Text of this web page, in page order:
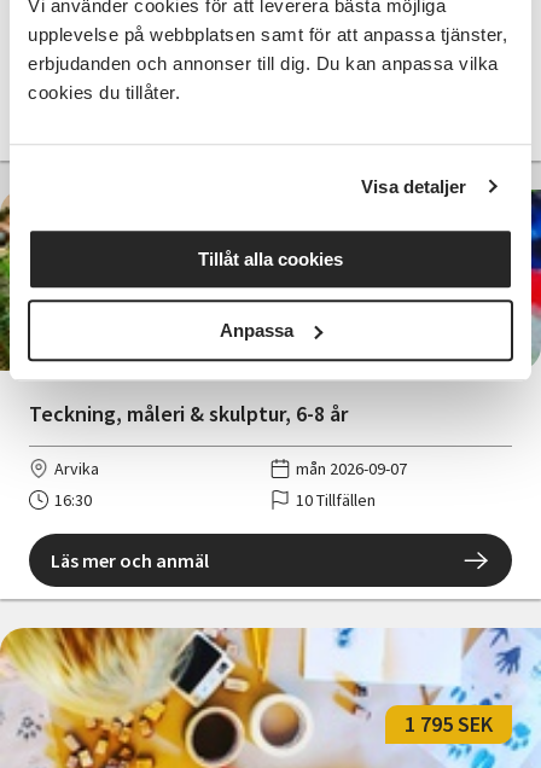
Vi använder cookies för att leverera bästa möjliga
upplevelse på webbplatsen samt för att anpassa tjänster,
erbjudanden och annonser till dig. Du kan anpassa vilka
cookies du tillåter.
Visa detaljer
Tillåt alla cookies
Anpassa
Arvika
tors 2026-09-10
17:00
10 Tillfällen
Teckning, måleri & skulptur, 6-8 år
1 795 SEK
Arvika
mån 2026-09-07
16:30
10 Tillfällen
Läs mer och anmäl
1 795 SEK